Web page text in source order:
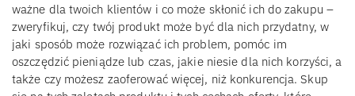
ważne dla twoich klientów i co może skłonić ich do zakupu –
zweryfikuj, czy twój produkt może być dla nich przydatny, w
jaki sposób może rozwiązać ich problem, pomóc im
oszczędzić pieniądze lub czas, jakie niesie dla nich korzyści, a
także czy możesz zaoferować więcej, niż konkurencja. Skup